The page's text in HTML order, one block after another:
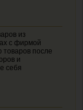
из
с фирмой
товаров после
и
себя